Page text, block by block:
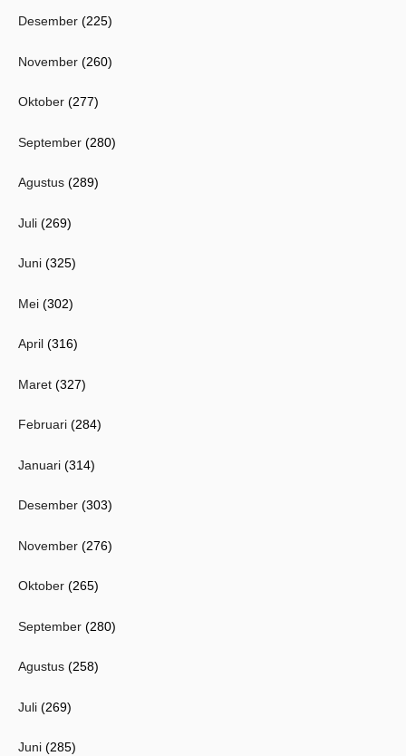
Desember (225)
November (260)
Oktober (277)
September (280)
Agustus (289)
Juli (269)
Juni (325)
Mei (302)
April (316)
Maret (327)
Februari (284)
Januari (314)
Desember (303)
November (276)
Oktober (265)
September (280)
Agustus (258)
Juli (269)
Juni (285)